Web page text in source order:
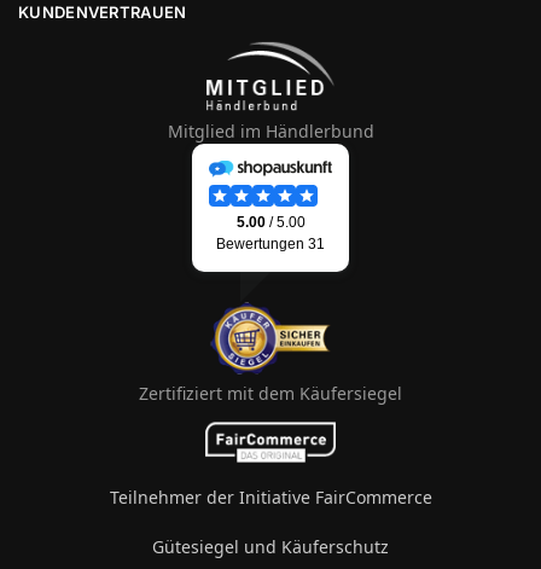
KUNDENVERTRAUEN
Mitglied im Händlerbund
Zertifiziert mit dem Käufersiegel
Teilnehmer der Initiative FairCommerce
Gütesiegel und Käuferschutz